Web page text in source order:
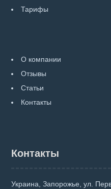
Тарифы
О компании
Отзывы
Статьи
Контакты
Контакты
Украина, Запорожье, ул.